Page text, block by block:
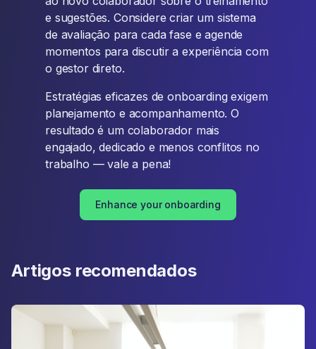
e sugestões. Considere criar um sistema
de avaliação para cada fase e agende
momentos para discutir a experiência com
o gestor direto.
Estratégias eficazes de onboarding exigem
planejamento e acompanhamento. O
resultado é um colaborador mais
engajado, dedicado e menos conflitos no
trabalho — vale a pena!
Enhance your onboarding
Artigos recomendados